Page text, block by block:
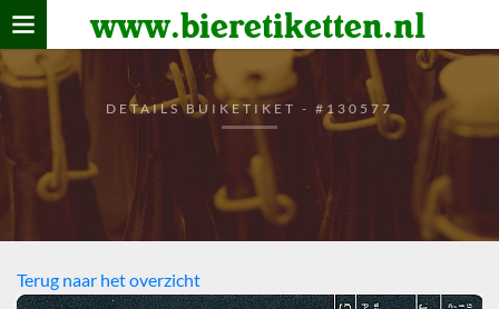
www.bieretiketten.nl
Home
verzamelen
De bierkaart
Bezoekers
DETAILS BUIKETIKET - #130577
Terug naar het overzicht